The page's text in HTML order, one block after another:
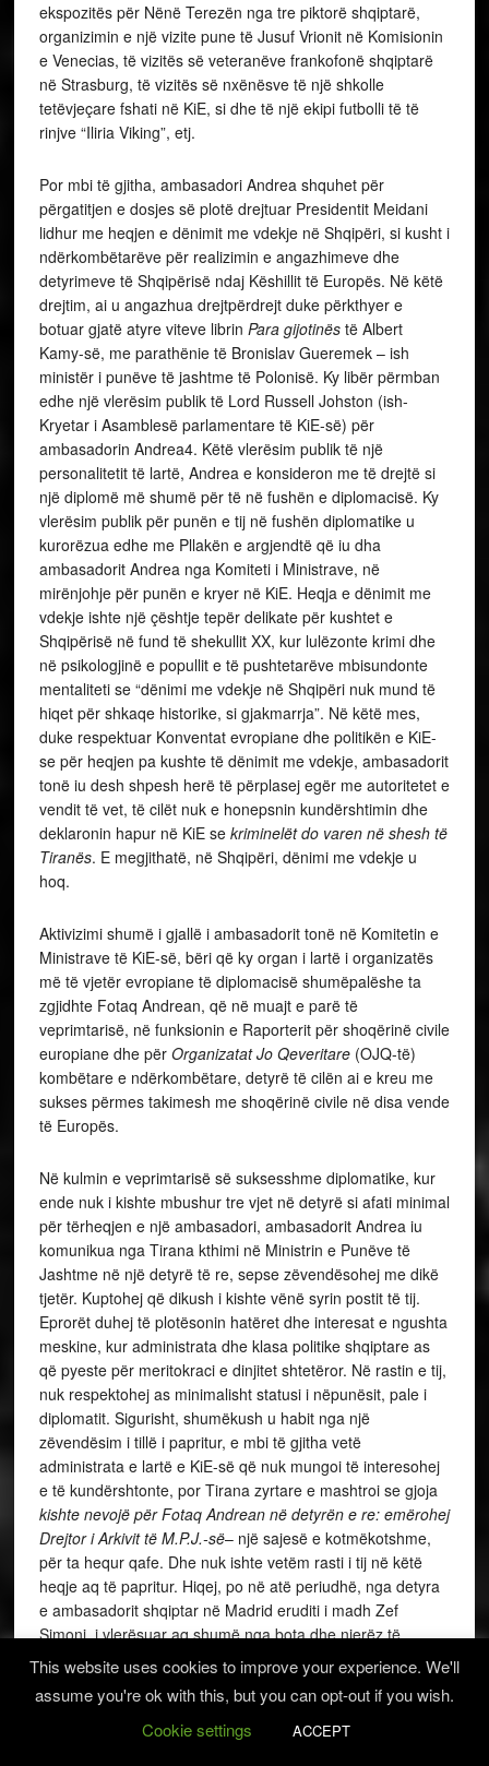
ekspozitës për Nënë Terezën nga tre piktorë shqiptarë,
organizimin e një vizite pune të Jusuf Vrionit në Komisionin
e Venecias, të vizitës së veteranëve frankofonë shqiptarë
në Strasburg, të vizitës së nxënësve të një shkolle
tetëvjeçare fshati në KiE, si dhe të një ekipi futbolli të të
rinjve “Iliria Viking”, etj.
Por mbi të gjitha, ambasadori Andrea shquhet për
përgatitjen e dosjes së plotë drejtuar Presidentit Meidani
lidhur me heqjen e dënimit me vdekje në Shqipëri, si kusht i
ndërkombëtarëve për realizimin e angazhimeve dhe
detyrimeve të Shqipërisë ndaj Këshillit të Europës. Në këtë
drejtim, ai u angazhua drejtpërdrejt duke përkthyer e
botuar gjatë atyre viteve librin Para gijotinëstë Albert
Kamy-së, me parathënie të Bronislav Gueremek – ish
ministër i punëve të jashtme të Polonisë. Ky libër përmban
edhe një vlerësim publik të Lord Russell Johston (ish-
Kryetar i Asamblesë parlamentare të KiE-së) për
ambasadorin Andrea4. Këtë vlerësim publik të një
personalitetit të lartë, Andrea e konsideron me të drejtë si
një diplomë më shumë për të në fushën e diplomacisë. Ky
vlerësim publik për punën e tij në fushën diplomatike u
kurorëzua edhe me Pllakën e argjendtë që iu dha
ambasadorit Andrea nga Komiteti i Ministrave, në
mirënjohje për punën e kryer në KiE. Heqja e dënimit me
vdekje ishte një çështje tepër delikate për kushtet e
Shqipërisë në fund të shekullit XX, kur lulëzonte krimi dhe
në psikologjinë e popullit e të pushtetarëve mbisundonte
mentaliteti se “dënimi me vdekje në Shqipëri nuk mund të
hiqet për shkaqe historike, si gjakmarrja”. Në këtë mes,
duke respektuar Konventat evropiane dhe politikën e KiE-
se për heqjen pa kushte të dënimit me vdekje, ambasadorit
tonë iu desh shpesh herë të përplasej egër me autoritetet e
vendit të vet, të cilët nuk e honepsnin kundërshtimin dhe
deklaronin hapur në KiE se kriminelët do varen në shesh të
Tiranës. E megjithatë, në Shqipëri, dënimi me vdekje u
hoq.
Aktivizimi shumë i gjallë i ambasadorit tonë në Komitetin e
Ministrave të KiE-së, bëri që ky organ i lartë i organizatës
më të vjetër evropiane të diplomacisë shumëpalëshe ta
zgjidhte Fotaq Andrean, që në muajt e parë të
veprimtarisë, në funksionin e Raporterit për shoqërinë civile
europiane dhe për Organizatat Jo Qeveritare(OJQ-të)
kombëtare e ndërkombëtare, detyrë të cilën ai e kreu me
sukses përmes takimesh me shoqërinë civile në disa vende
të Europës.
Në kulmin e veprimtarisë së suksesshme diplomatike, kur
ende nuk i kishte mbushur tre vjet në detyrë si afati minimal
për tërheqjen e një ambasadori, ambasadorit Andrea iu
komunikua nga Tirana kthimi në Ministrin e Punëve të
Jashtme në një detyrë të re, sepse zëvendësohej me dikë
tjetër. Kuptohej që dikush i kishte vënë syrin postit të tij.
Eprorët duhej të plotësonin hatëret dhe interesat e ngushta
meskine, kur administrata dhe klasa politike shqiptare as
që pyeste për meritokraci e dinjitet shtetëror. Në rastin e tij,
nuk respektohej as minimalisht statusi i nëpunësit, pale i
diplomatit. Sigurisht, shumëkush u habit nga një
zëvendësim i tillë i papritur, e mbi të gjitha vetë
administrata e lartë e KiE-së që nuk mungoi të interesohej
e të kundërshtonte, por Tirana zyrtare e mashtroi se gjoja
kishte nevojë për Fotaq Andrean në detyrën e re: emërohej
Drejtor i Arkivit të M.P.J.-së– një sajesë e kotmëkotshme,
për ta hequr qafe. Dhe nuk ishte vetëm rasti i tij në këtë
heqje aq të papritur. Hiqej, po në atë periudhë, nga detyra
e ambasadorit shqiptar në Madrid eruditi i madh Zef
Simoni, i vlerësuar aq shumë nga bota dhe njerëz të
letrave si Kadareja. Politika dhe administrata shqiptare e
drejtuar nga palo politikanë të rinj e të papërgjegjshëm, që
nuk kishin punuar asnjë ditë në administratën shtetërore,
por që nga bankat e shkollës u emëruanpolitikanë e
This website uses cookies to improve your experience. We'll
assume you're ok with this, but you can opt-out if you wish.
Cookie settings
ACCEPT